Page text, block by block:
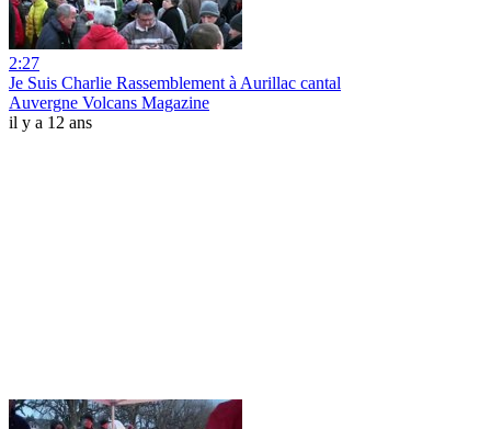
2:27
Je Suis Charlie Rassemblement à Aurillac cantal
Auvergne Volcans Magazine
il y a 12 ans